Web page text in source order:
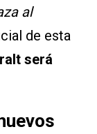
al
de esta
será